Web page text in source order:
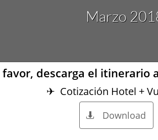
Marzo
favor, descarga el itinerario
✈ Cotización Hotel +
Download
